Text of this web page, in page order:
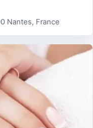
Nantes, France